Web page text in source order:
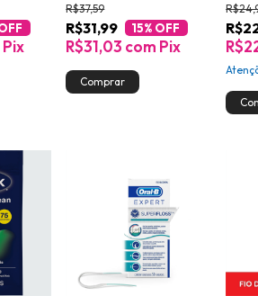
Pix
Reach 75un
R$31,99
R$37,59
15% OFF
R$31,03 com Pix